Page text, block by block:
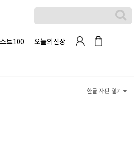
트100 오늘의신상
한글 자판 열기